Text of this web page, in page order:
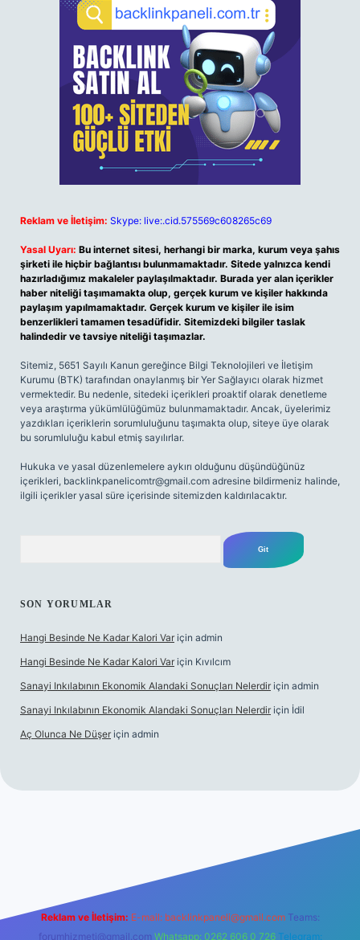
Reklam ve İletişim: Skype: live:.cid.575569c608265c69
Yasal Uyarı: Bu internet sitesi, herhangi bir marka, kurum veya şahıs
şirketi ile hiçbir bağlantısı bulunmamaktadır. Sitede yalnızca kendi
hazırladığımız makaleler paylaşılmaktadır. Burada yer alan içerikler
haber niteliği taşımamakta olup, gerçek kurum ve kişiler hakkında
paylaşım yapılmamaktadır. Gerçek kurum ve kişiler ile isim
benzerlikleri tamamen tesadüfidir. Sitemizdeki bilgiler taslak
halindedir ve tavsiye niteliği taşımazlar.
Sitemiz, 5651 Sayılı Kanun gereğince Bilgi Teknolojileri ve İletişim
Kurumu (BTK) tarafından onaylanmış bir Yer Sağlayıcı olarak hizmet
vermektedir. Bu nedenle, sitedeki içerikleri proaktif olarak denetleme
veya araştırma yükümlülüğümüz bulunmamaktadır. Ancak, üyelerimiz
yazdıkları içeriklerin sorumluluğunu taşımakta olup, siteye üye olarak
bu sorumluluğu kabul etmiş sayılırlar.
Hukuka ve yasal düzenlemelere aykırı olduğunu düşündüğünüz
içerikleri, backlinkpanelicomtr@gmail.com adresine bildirmeniz halinde,
ilgili içerikler yasal süre içerisinde sitemizden kaldırılacaktır.
SON YORUMLAR
Hangi Besinde Ne Kadar Kalori Var için admin
Hangi Besinde Ne Kadar Kalori Var için Kıvılcım
Sanayi Inkılabının Ekonomik Alandaki Sonuçları Nelerdir için admin
Sanayi Inkılabının Ekonomik Alandaki Sonuçları Nelerdir için İdil
Aç Olunca Ne Düşer için admin
Reklam ve İletişim: E-mail: backlinkpaneli@gmail.com Teams:
forumhizmeti@gmail.com Whatsapp: 0262 606 0 726 Telegram: